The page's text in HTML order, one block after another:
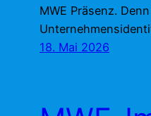
MWE Präsenz.
18. Mai 2026